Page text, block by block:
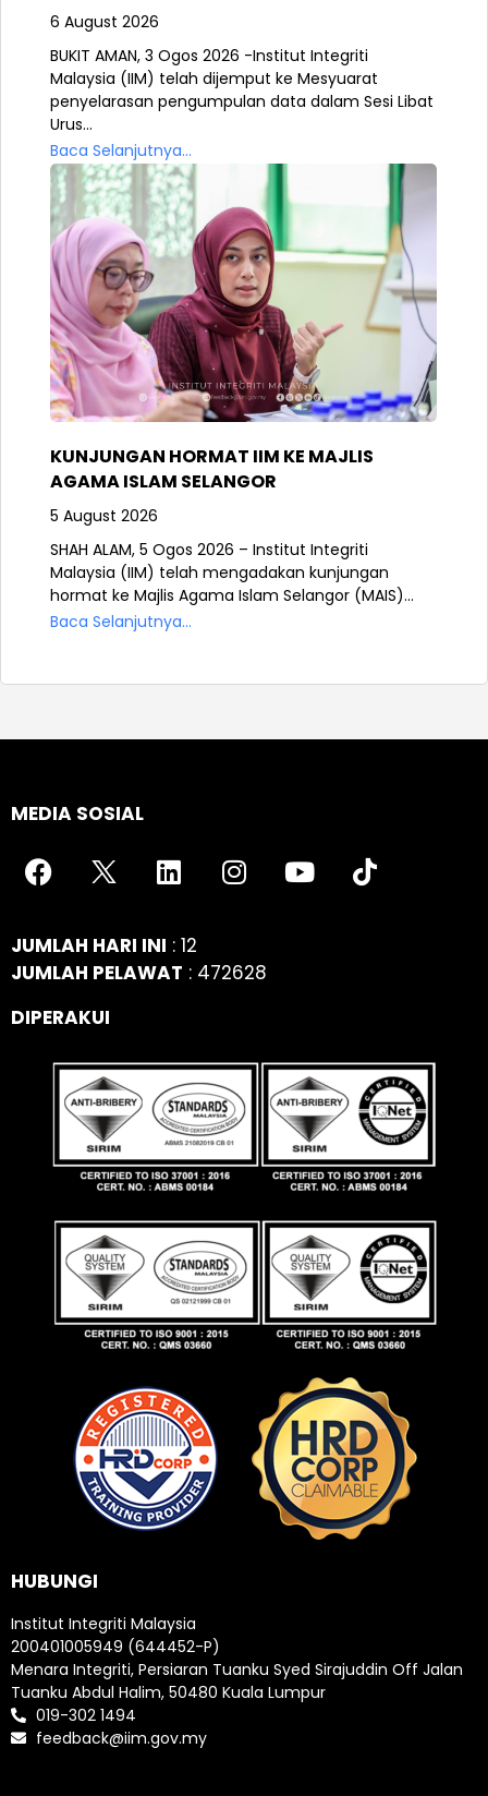
6 August 2026
BUKIT AMAN, 3 Ogos 2026 -Institut Integriti
Malaysia (IIM) telah dijemput ke Mesyuarat
penyelarasan pengumpulan data dalam Sesi Libat
Urus...
Baca Selanjutnya...
KUNJUNGAN HORMAT IIM KE MAJLIS
AGAMA ISLAM SELANGOR
5 August 2026
SHAH ALAM, 5 Ogos 2026 – Institut Integriti
Malaysia (IIM) telah mengadakan kunjungan
hormat ke Majlis Agama Islam Selangor (MAIS)...
Baca Selanjutnya...
MEDIA SOSIAL
JUMLAH HARI INI : 12
JUMLAH PELAWAT : 472628
DIPERAKUI
HUBUNGI
Institut Integriti Malaysia
200401005949 (644452-P)
Menara Integriti, Persiaran Tuanku Syed Sirajuddin Off Jalan
Tuanku Abdul Halim, 50480 Kuala Lumpur
019-302 1494
feedback@iim.gov.my